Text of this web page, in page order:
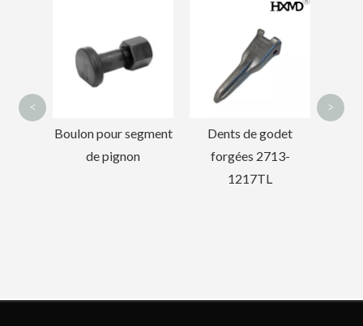
Dents de godet
forgées 2713-
Dents de seau
d'excavatrice de tigre
à connexion rapide
pour creuser DH360
2713-0032TL
< >